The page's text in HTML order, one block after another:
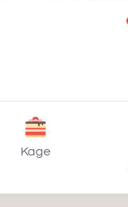
Kage